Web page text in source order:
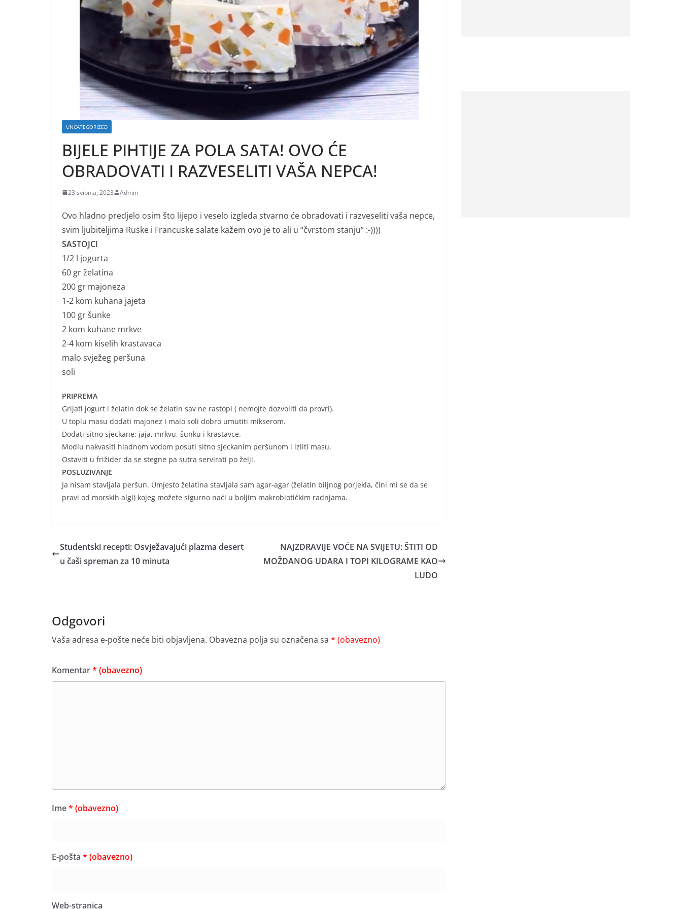
UNCATEGORIZED
BIJELE PIHTIJE ZA POLA SATA! OVO ĆE
OBRADOVATI I RAZVESELITI VAŠA NEPCA!
23 svibnja, 2023 Admin
Ovo hladno predjelo osim što lijepo i veselo izgleda stvarno će obradovati i razveseliti vaša nepce,
svim ljubiteljima Ruske i Francuske salate kažem ovo je to ali u “čvrstom stanju” :-))))
SASTOJCI
1/2 l jogurta
60 gr želatina
200 gr majoneza
1-2 kom kuhana jajeta
100 gr šunke
2 kom kuhane mrkve
2-4 kom kiselih krastavaca
malo svježeg peršuna
soli
PRIPREMA
Grijati jogurt i želatin dok se želatin sav ne rastopi ( nemojte dozvoliti da provri).
U toplu masu dodati majonez i malo soli dobro umutiti mikserom.
Dodati sitno sjeckane: jaja, mrkvu, šunku i krastavce.
Modlu nakvasiti hladnom vodom posuti sitno sjeckanim peršunom i izliti masu.
Ostaviti u frižider da se stegne pa sutra servirati po želji.
POSLUZIVANJE
Ja nisam stavljala peršun. Umjesto želatina stavljala sam agar-agar (želatin biljnog porjekla, čini mi se da se
pravi od morskih algi) kojeg možete sigurno naći u boljim makrobiotičkim radnjama.
Studentski recepti: Osvježavajući plazma desert
u čaši spreman za 10 minuta
NAJZDRAVIJE VOĆE NA SVIJETU: ŠTITI OD
MOŽDANOG UDARA I TOPI KILOGRAME KAO
LUDO
Odgovori
Vaša adresa e-pošte neće biti objavljena. Obavezna polja su označena sa * (obavezno)
Komentar* (obavezno)
Ime* (obavezno)
E-pošta * (obavezno)
Web-stranica